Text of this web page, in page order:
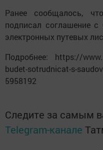
Ранее сообщалось,
подписал соглашение
электронных путевых
Подробнее: https://
budet-sotrudnicat-s-
5958192
Следите за самым
Telegram-канале